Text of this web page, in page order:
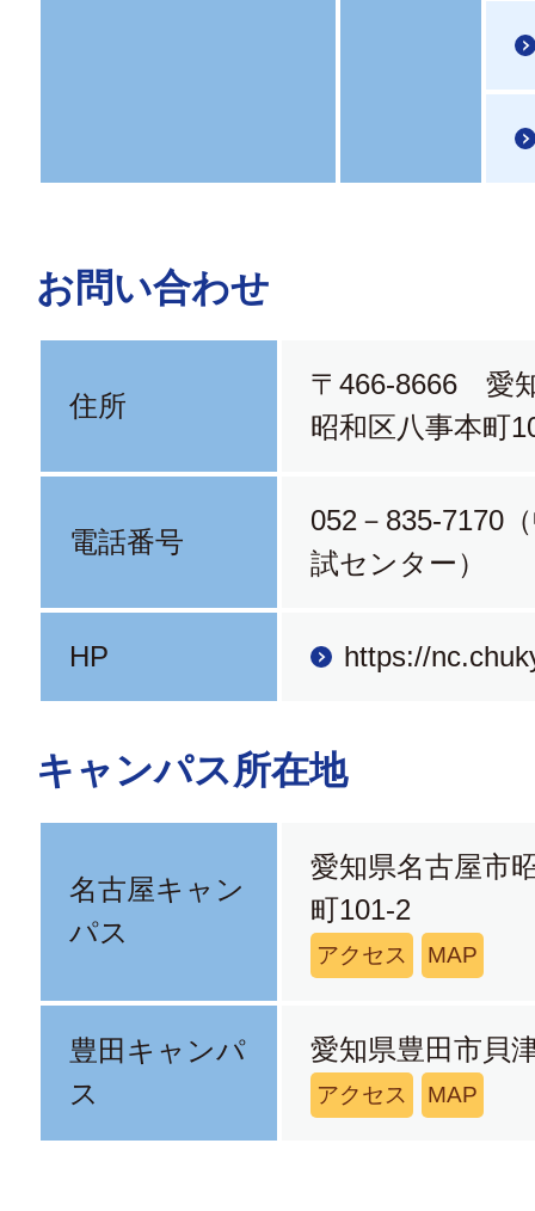
お問い合わせ
住所
〒466-8666 愛
昭和区八事本町
電話番号
052－835-7170
試センター）
HP https://
キャンパス所在地
名古屋キャン
パス
愛知県名古屋市
町101-2
アクセス MAP
豊田キャンパ
ス
愛知県豊田市貝
アクセス MAP